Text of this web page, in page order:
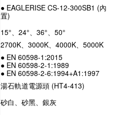
● EAGLERISE CS-12-300SB1 (內
置)
15°、24°、36°、50°
2700K、3000K、4000K、5000K
● EN 60598-1:2015
● EN 60598-2-1:1989
● EN 60598-2-6:1994+A1:1997
湯石軌道電源頭 (HT4-413)
砂白、砂黑、銀灰